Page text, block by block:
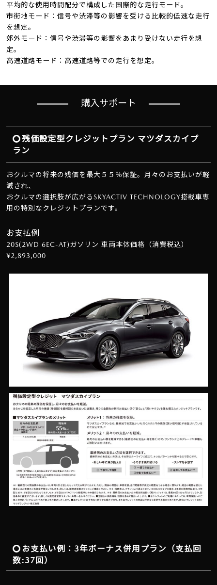
平均的な使用時間配分で構成した国際的な走行モード。
市街地モード：信号や渋滞等の影響を受ける比較的低速な走行
を想定。
郊外モード：信号や渋滞等の影響をあまり受けない走行を想
定。
高速道路モード：高速道路等での走行を想定。
購入サポート
残価設定型クレジットプラン マツダスカイプ
ラン
おクルマの将来の残価を最大５５％保証。月々のお支払いが軽
減され、
おクルマの選択肢が広がるSKYACTIV TECHNOLOGY搭載車専
用の特別なクレジットプランです。
お支払例
20S(2WD 6EC-AT)ガソリン 車両本体価格（消費税込）
¥2,893,000
お支払い例：3年ボーナス併用プラン（支払回
数:37回）